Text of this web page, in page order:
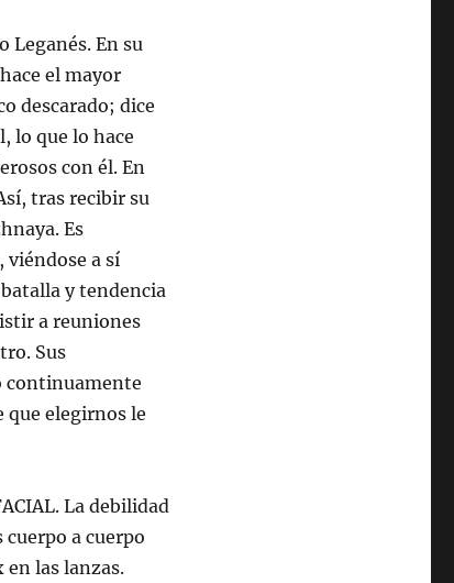
Leganés. En su
el mayor
descarado; dice
lo que lo hace
con él. En
tras recibir su
Es
viéndose a sí
y tendencia
a reuniones
Sus
continuamente
que elegirnos le
La debilidad
a cuerpo
en las lanzas.